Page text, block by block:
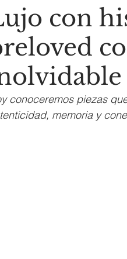
con
conoceremos piezas
memoria y